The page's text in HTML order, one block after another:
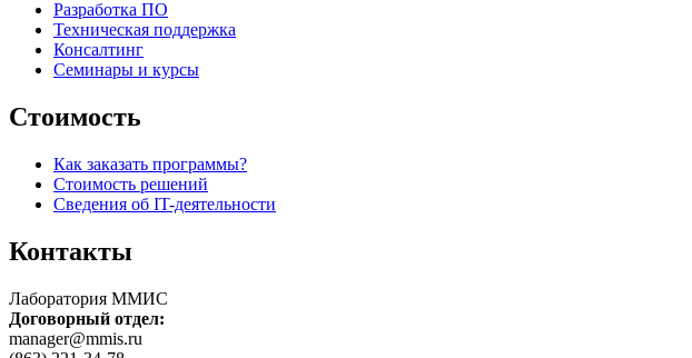
Разработка ПО
Техническая поддержка
Консалтинг
Семинары и курсы
Стоимость
Как заказать программы?
Стоимость решений
Сведения об IT-деятельности
Контакты
Лаборатория ММИС
Договорный отдел:
manager@mmis.ru